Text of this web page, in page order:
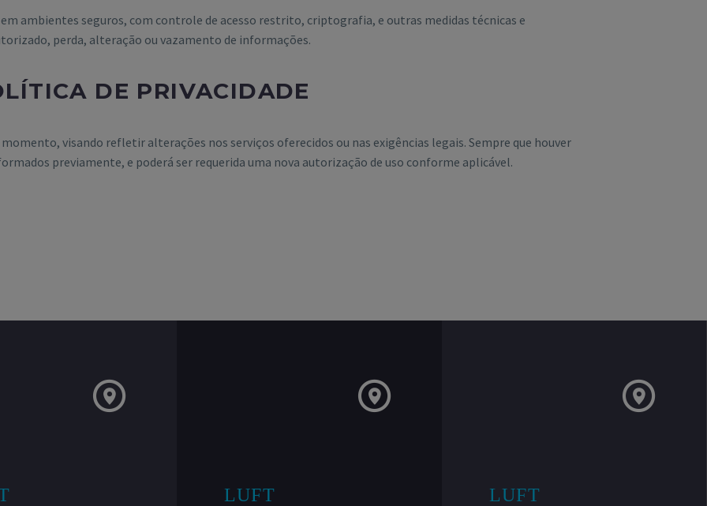
ambientes seguros, com controle de acesso restrito, criptografia, e outras medidas técnicas e
perda, alteração ou vazamento de informações.
DE PRIVACIDADE
visando refletir alterações nos serviços oferecidos ou nas exigências legais. Sempre que houver
previamente, e poderá ser requerida uma nova autorização de uso conforme aplicável.
LUFT LUFT